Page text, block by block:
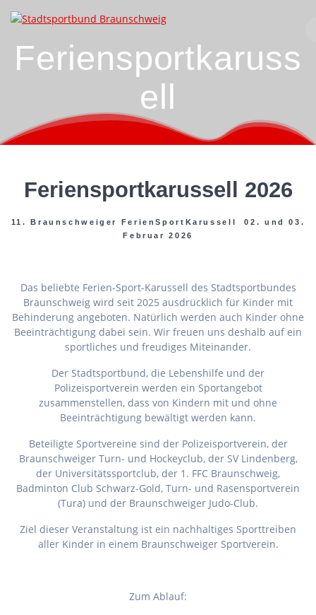
Inhalt
Feriensportkaruss
ell
Feriensportkarussell 2026
11. Braunschweiger FerienSportKarussell 02. und 03.
Februar 2026
Das beliebte Ferien-Sport-Karussell des Stadtsportbundes
Braunschweig wird seit 2025 ausdrücklich für Kinder mit
Behinderung angeboten. Natürlich werden auch Kinder ohne
Beeinträchtigung dabei sein. Wir freuen uns deshalb auf ein
sportliches und freudiges Miteinander.
Der Stadtsportbund, die Lebenshilfe und der
Polizeisportverein werden ein Sportangebot
zusammenstellen, dass von Kindern mit und ohne
Beeinträchtigung bewältigt werden kann.
Beteiligte Sportvereine sind der Polizeisportverein, der
Braunschweiger Turn- und Hockeyclub, der SV Lindenberg,
der Universitätssportclub, der 1. FFC Braunschweig,
Badminton Club Schwarz-Gold, Turn- und Rasensportverein
(Tura) und der Braunschweiger Judo-Club.
Ziel dieser Veranstaltung ist ein nachhaltiges Sporttreiben
aller Kinder in einem Braunschweiger Sportverein.
Zum Ablauf: